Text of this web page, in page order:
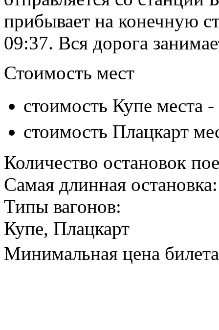
прибывает на конечную
09:37. Вся дорога
Стоимость мест
стоимость Купе места -
стоимость Плацкарт
Количество остановок
Самая длинная остановка:
Типы вагонов:
Купе, Плацкарт
Минимальная цена билета